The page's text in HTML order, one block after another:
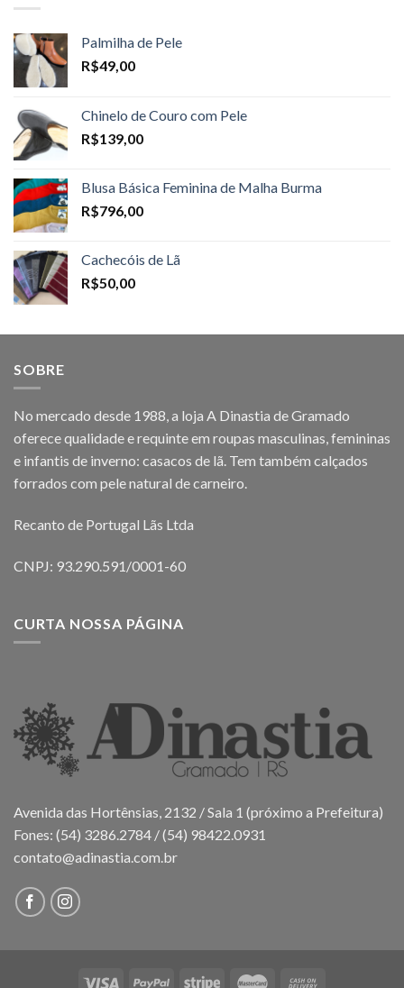
Palmilha de Pele
R$49,00
Chinelo de Couro com Pele
R$139,00
Blusa Básica Feminina de Malha Burma
R$796,00
Cachecóis de Lã
R$50,00
SOBRE
No mercado desde 1988, a loja A Dinastia de Gramado
oferece qualidade e requinte em roupas masculinas, femininas
e infantis de inverno: casacos de lã. Tem também calçados
forrados com pele natural de carneiro.
Recanto de Portugal Lãs Ltda
CNPJ: 93.290.591/0001-60
CURTA NOSSA PÁGINA
Avenida das Hortênsias, 2132 / Sala 1 (próximo a Prefeitura)
Fones: (54) 3286.2784 / (54) 98422.0931
contato@adinastia.com.br